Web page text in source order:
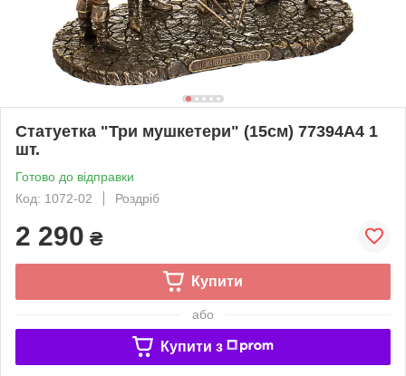
Статуетка "Три мушкетери" (15см) 77394A4 1
шт.
Готово до відправки
Код: 1072-02
Роздріб
2 290 ₴
Купити
або
Купити з